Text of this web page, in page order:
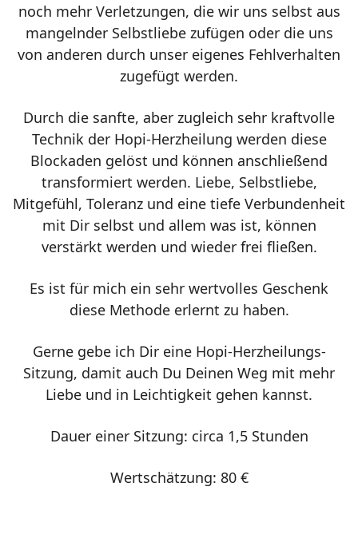
noch mehr Verletzungen, die wir uns selbst aus
mangelnder Selbstliebe zufügen oder die uns
von anderen durch unser eigenes Fehlverhalten
zugefügt werden.
Durch die sanfte, aber zugleich sehr kraftvolle
Technik der Hopi-Herzheilung werden diese
Blockaden gelöst und können anschließend
transformiert werden. Liebe, Selbstliebe,
Mitgefühl, Toleranz und eine tiefe Verbundenheit
mit Dir selbst und allem was ist, können
verstärkt werden und wieder frei fließen.
Es ist für mich ein sehr wertvolles Geschenk
diese Methode erlernt zu haben.
Gerne gebe ich Dir eine Hopi-Herzheilungs-
Sitzung, damit auch Du Deinen Weg mit mehr
Liebe und in Leichtigkeit gehen kannst.
Dauer einer Sitzung: circa 1,5 Stunden
Wertschätzung: 80 €